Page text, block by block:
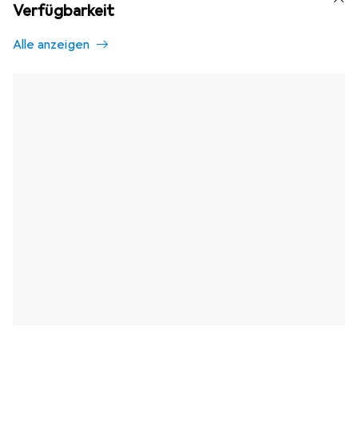
Verfügbarkeit
Alle anzeigen